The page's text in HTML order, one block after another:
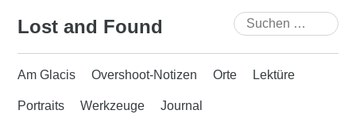
Lost and Found
Suchen
nach:
Am Glacis Overshoot-Notizen Orte Lektüre
Portraits Werkzeuge Journal